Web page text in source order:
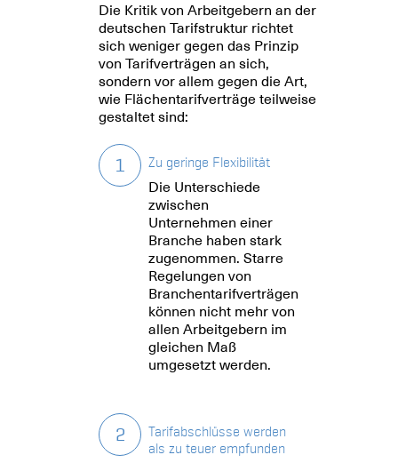
Die Kritik von Arbeitgebern an der
deutschen Tarifstruktur richtet
sich weniger gegen das Prinzip
von Tarifverträgen an sich,
sondern vor allem gegen die Art,
wie Flächentarifverträge teilweise
gestaltet sind:
1 Zu geringe Flexibilität
Die Unterschiede
zwischen
Unternehmen einer
Branche haben stark
zugenommen. Starre
Regelungen von
Branchentarifverträgen
können nicht mehr von
allen Arbeitgebern im
gleichen Maß
umgesetzt werden.
2
Tarifabschlüsse werden
als zu teuer empfunden